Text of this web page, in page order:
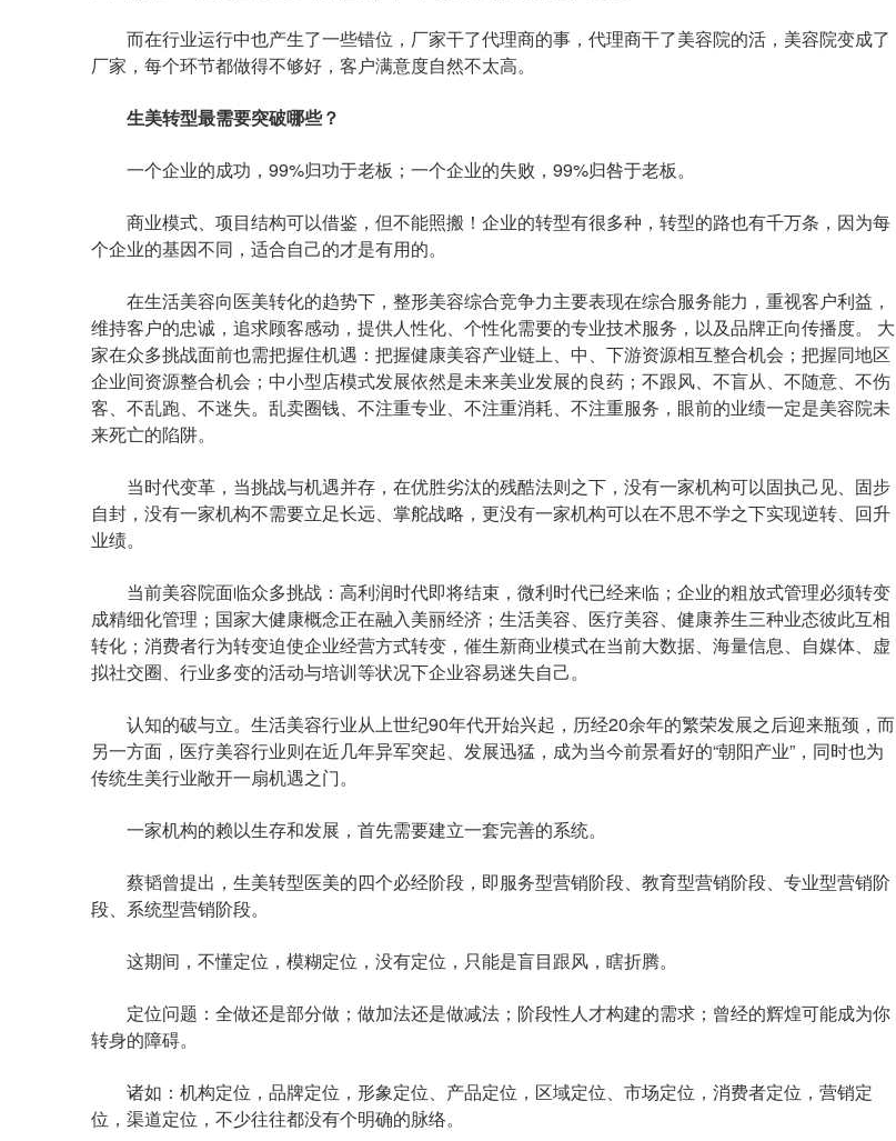
而在行业运行中也产生了一些错位，厂家干了代理商的事，代理商干了美容院的活，美容院变成了
厂家，每个环节都做得不够好，客户满意度自然不太高。
生美转型最需要突破哪些？
一个企业的成功，99%归功于老板；一个企业的失败，99%归咎于老板。
商业模式、项目结构可以借鉴，但不能照搬！企业的转型有很多种，转型的路也有千万条，因为每
个企业的基因不同，适合自己的才是有用的。
在生活美容向医美转化的趋势下，整形美容综合竞争力主要表现在综合服务能力，重视客户利益，
维持客户的忠诚，追求顾客感动，提供人性化、个性化需要的专业技术服务，以及品牌正向传播度。 大
家在众多挑战面前也需把握住机遇：把握健康美容产业链上、中、下游资源相互整合机会；把握同地区
企业间资源整合机会；中小型店模式发展依然是未来美业发展的良药；不跟风、不盲从、不随意、不伤
客、不乱跑、不迷失。乱卖圈钱、不注重专业、不注重消耗、不注重服务，眼前的业绩一定是美容院未
来死亡的陷阱。
当时代变革，当挑战与机遇并存，在优胜劣汰的残酷法则之下，没有一家机构可以固执己见、固步
自封，没有一家机构不需要立足长远、掌舵战略，更没有一家机构可以在不思不学之下实现逆转、回升
业绩。
当前美容院面临众多挑战：高利润时代即将结束，微利时代已经来临；企业的粗放式管理必须转变
成精细化管理；国家大健康概念正在融入美丽经济；生活美容、医疗美容、健康养生三种业态彼此互相
转化；消费者行为转变迫使企业经营方式转变，催生新商业模式在当前大数据、海量信息、自媒体、虚
拟社交圈、行业多变的活动与培训等状况下企业容易迷失自己。
认知的破与立。生活美容行业从上世纪90年代开始兴起，历经20余年的繁荣发展之后迎来瓶颈，而
另一方面，医疗美容行业则在近几年异军突起、发展迅猛，成为当今前景看好的“朝阳产业”，同时也为
传统生美行业敞开一扇机遇之门。
一家机构的赖以生存和发展，首先需要建立一套完善的系统。
蔡韬曾提出，生美转型医美的四个必经阶段，即服务型营销阶段、教育型营销阶段、专业型营销阶
段、系统型营销阶段。
这期间，不懂定位，模糊定位，没有定位，只能是盲目跟风，瞎折腾。
定位问题：全做还是部分做；做加法还是做减法；阶段性人才构建的需求；曾经的辉煌可能成为你
转身的障碍。
诸如：机构定位，品牌定位，形象定位、产品定位，区域定位、市场定位，消费者定位，营销定
位，渠道定位，不少往往都没有个明确的脉络。